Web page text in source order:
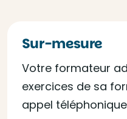
Sur-mesure
Votre formateur
exercices de sa
appel